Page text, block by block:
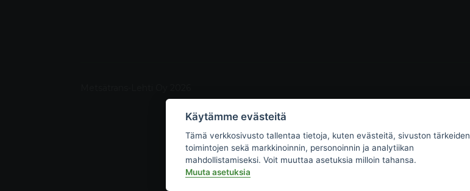
Käytämme evästeitä
Tämä verkkosivusto tallentaa tietoja, kuten evästeitä, sivuston tärkeiden
toimintojen sekä markkinoinnin, personoinnin ja analytiikan
mahdollistamiseksi. Voit muuttaa asetuksia milloin tahansa.
Muuta asetuksia